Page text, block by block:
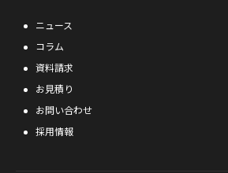
ニュース
コラム
資料請求
お見積り
お問い合わせ
採用情報